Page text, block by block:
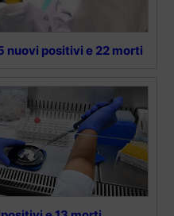
nuovi positivi e 22 morti